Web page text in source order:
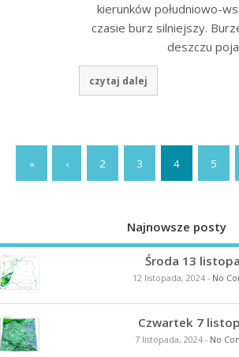
kierunków południowo-
czasie burz silniejszy.
deszczu
czytaj dalej
« ‹ 2 3 4 5
Najnowsze posty
Środa 13
12 listopada, 2024- No
Czwartek 7
7 listopada, 2024- No